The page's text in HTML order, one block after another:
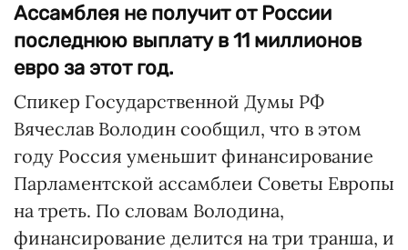
Ассамблея не получит от России
последнюю выплату в 11 миллионов
евро за этот год.
Спикер Государственной Думы РФ
Вячеслав Володин сообщил, что в этом
году Россия уменьшит финансирование
Парламентской ассамблеи Советы Европы
на треть. По словам Володина,
финансирование делится на три транша, и